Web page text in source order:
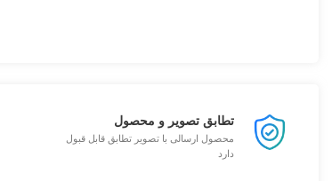
تطابق تصویر و محصول
محصول ارسالی با تصویر تطابق قابل قبول
دارد